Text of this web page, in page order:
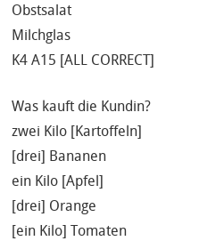
Obstsalat
Milchglas
K4 A15 [ALL CORRECT]
Was kauft die Kundin?
zwei Kilo [Kartoffeln]
[drei] Bananen
ein Kilo [Apfel]
[drei] Orange
[ein Kilo] Tomaten